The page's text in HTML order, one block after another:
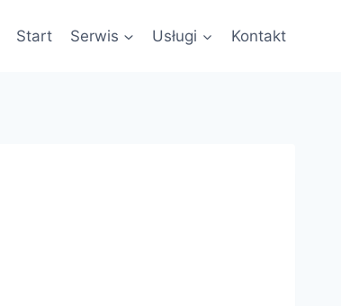
Start Serwis Usługi Kontakt